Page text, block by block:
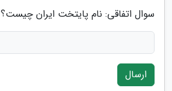
سوال اتفاقی: نام پایتخت ایران چیست؟
ارسال